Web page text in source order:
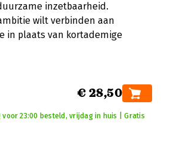
inzetbaarheid.
wilt verbinden aan
in plaats van kortademige
€ 28,50
23:00 besteld, vrijdag in huis | Gratis